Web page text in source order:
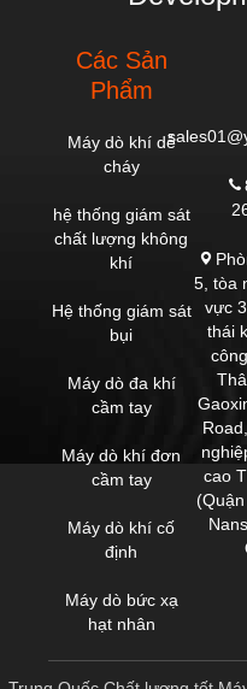
Các Sản
Phẩm
Máy dò khí dễ
cháy
hệ thống giám sát
chất lượng không
khí
Hệ thống giám sát
bụi
Máy dò đa khí
cầm tay
Máy dò khí đơn
cầm tay
Máy dò khí cố
định
Máy dò bức xạ
hạt nhân
5, tòa
vực
thái
cao